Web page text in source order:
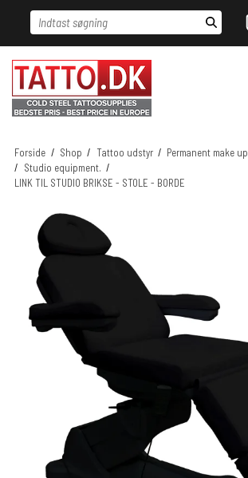
Indtast søgning
Forside / Shop / Tattoo udstyr / Permanent make up
/ Studio equipment. /
LINK TIL STUDIO BRIKSE - STOLE - BORDE